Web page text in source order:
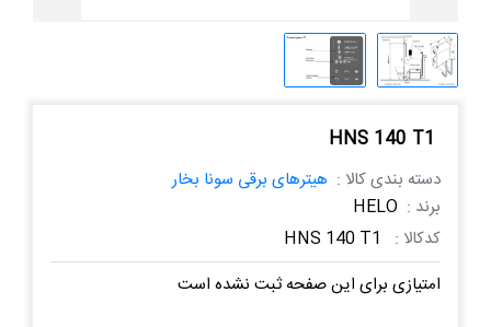
HNS 140 T1
دسته بندی کالا : هیترهای برقی سونا بخار
برند : HELO
کدکالا : HNS 140 T1
امتیازی برای این صفحه ثبت نشده است